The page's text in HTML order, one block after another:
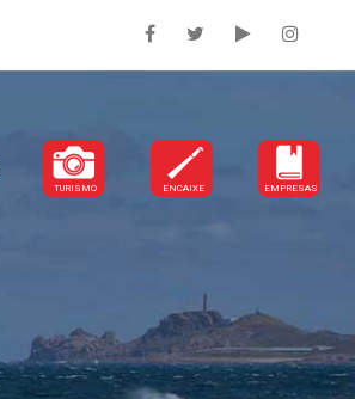
TURISMO ENCAIXE EMPRESAS